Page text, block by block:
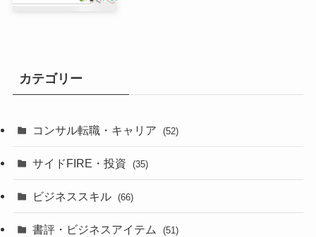
カテゴリー
コンサル転職・キャリア (52)
サイドFIRE・投資 (35)
ビジネススキル (66)
書評・ビジネスアイテム (51)